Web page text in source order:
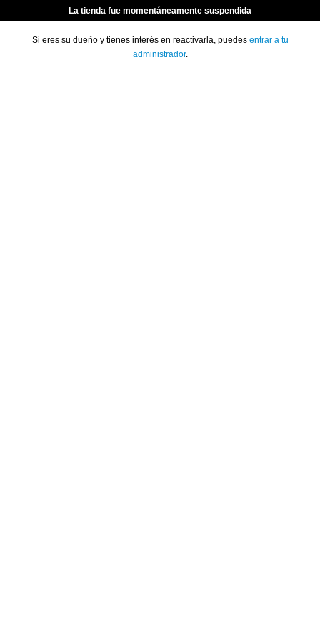
La tienda fue momentáneamente suspendida
Si eres su dueño y tienes interés en reactivarla, puedes entrar a tu
administrador.